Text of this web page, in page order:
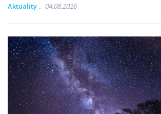
Aktuality 04.08.2026